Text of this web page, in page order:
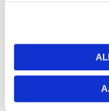
12 wolkenpanelen
De frames passen in
de afmeting 600×600